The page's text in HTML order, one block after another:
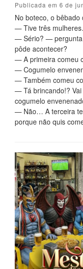
Publicada em 6 de
No boteco, o
— Tive três
— Sério? — pergunta
pôde acontecer?
— A primeira comeu
— Cogumelo
— Também comeu
— Tá brincando!?
cogumelo
— Não… A terceira
porque não quis